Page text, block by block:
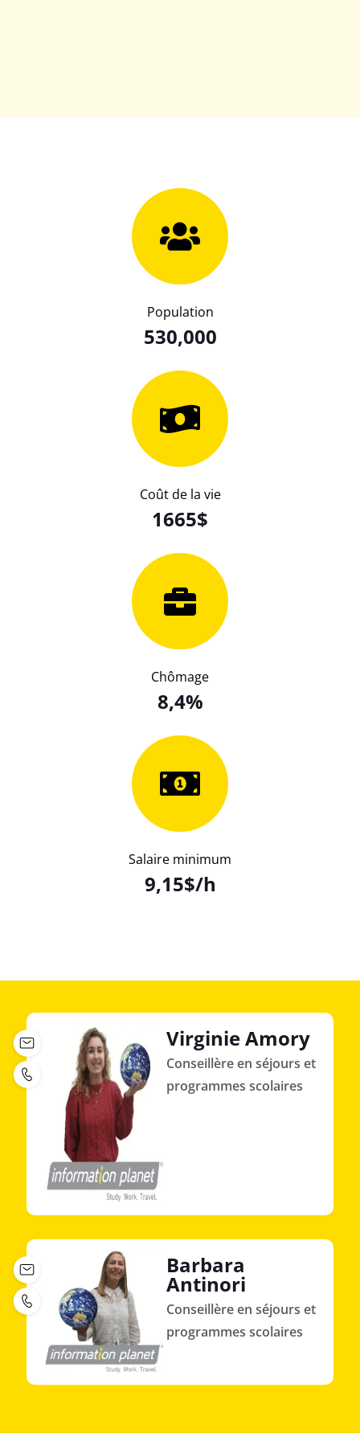
530,000
Population
1665$
Coût de la vie
8,4%
Chômage
9,15$/h
Salaire minimum
Virginie Amory
Conseillère en séjours et
programmes scolaires
Barbara
Antinori
Conseillère en séjours et
programmes scolaires